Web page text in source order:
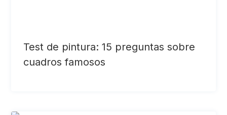
Test de pintura: 15 preguntas sobre
cuadros famosos